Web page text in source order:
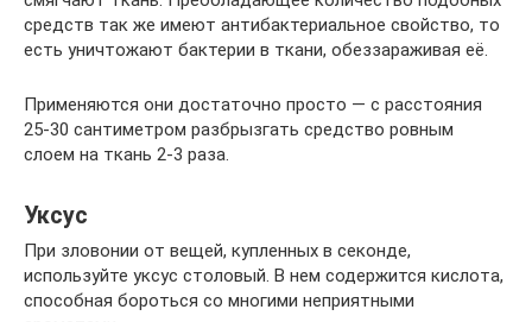
средств так же имеют антибактериальное свойство, то
есть уничтожают бактерии в ткани, обеззараживая её.
Применяются они достаточно просто — с расстояния
25-30 сантиметром разбрызгать средство ровным
слоем на ткань 2-3 раза.
Уксус
При зловонии от вещей, купленных в секонде,
используйте уксус столовый. В нем содержится кислота,
способная бороться со многими неприятными